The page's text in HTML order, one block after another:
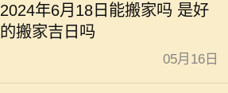
2024年6月18日能搬家吗 是好
的搬家吉日吗
05月16日